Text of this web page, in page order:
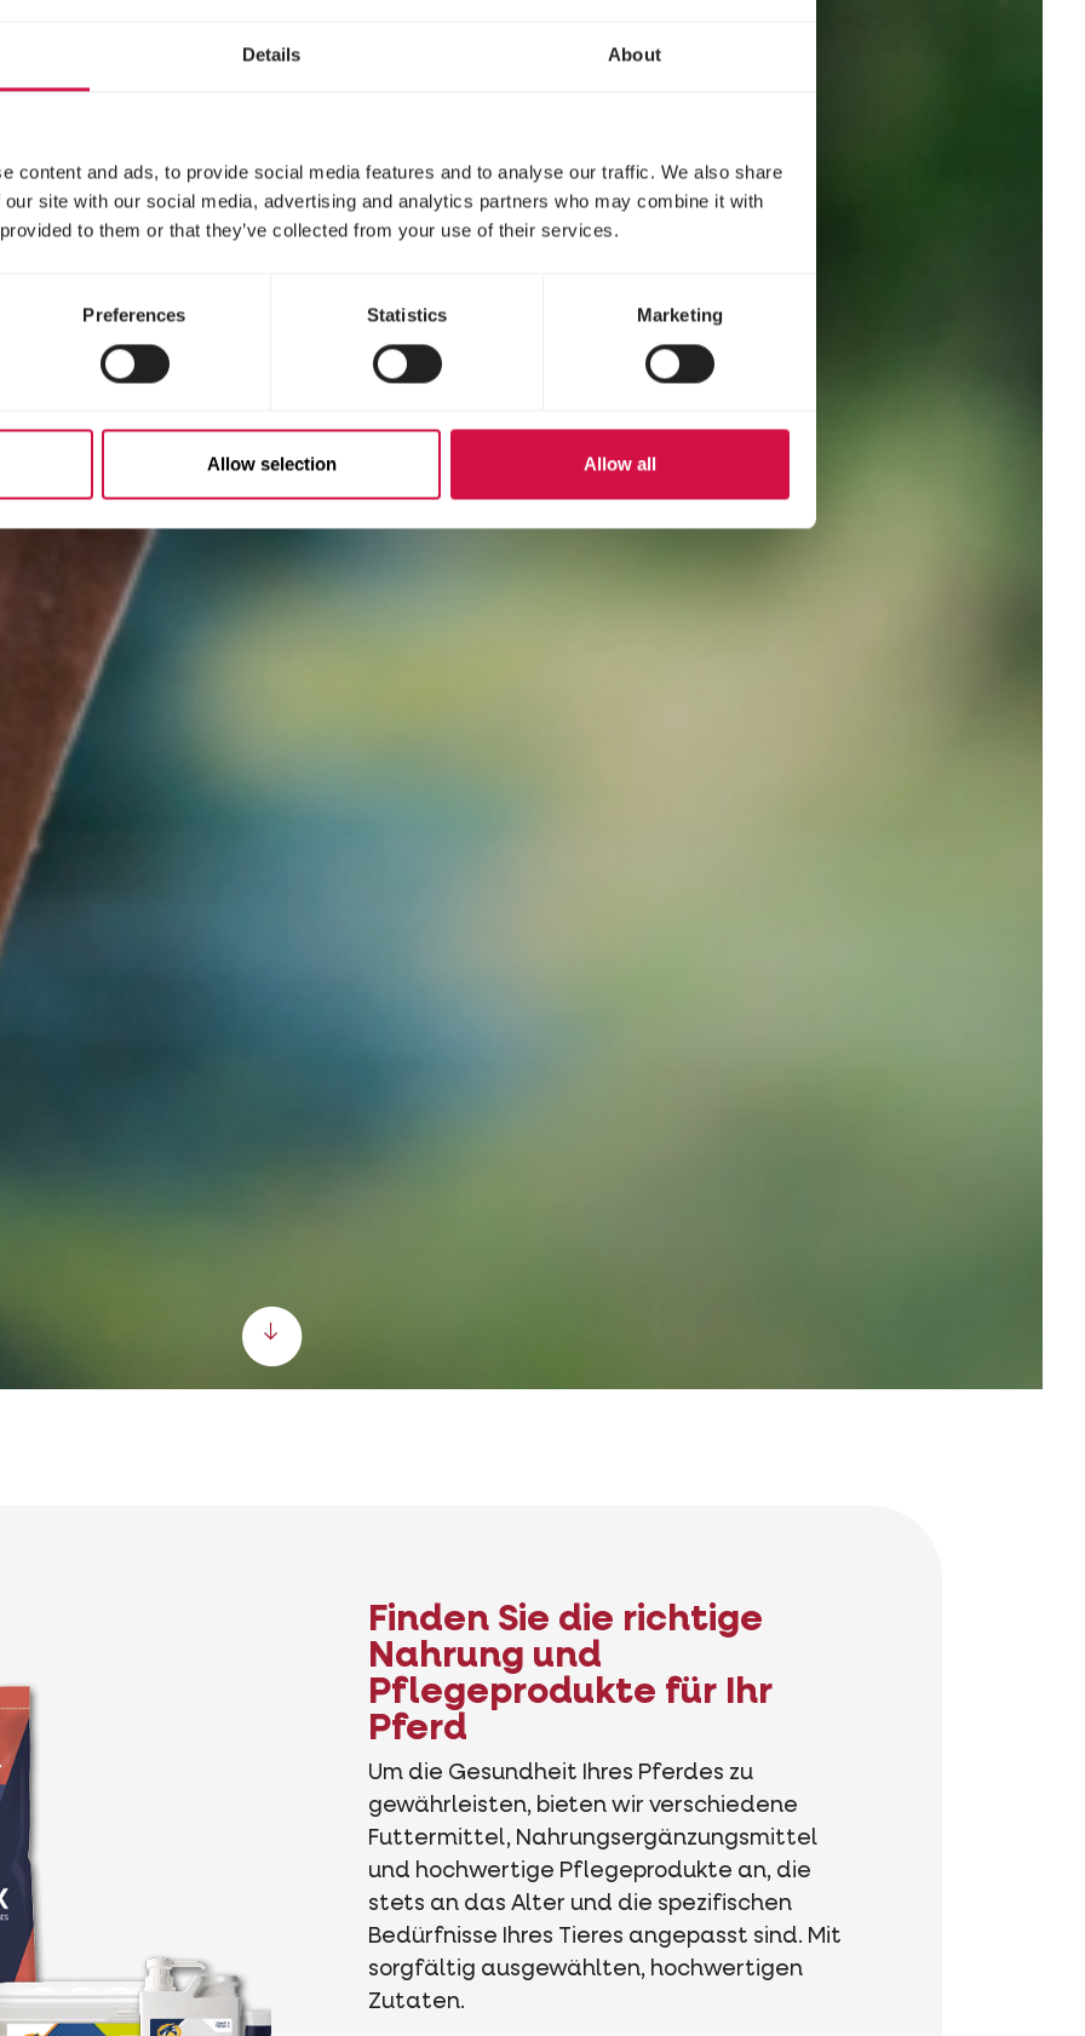
Details About
content and ads, to provide social media features and to analyse our traffic. We also share
site with our social media, advertising and analytics partners who may combine it with
to them or that they’ve collected from your use of their services.
Preferences Statistics Marketing
Allow selection Allow all
Finden Sie die richtige
Nahrung und
Pflegeprodukte für Ihr
Pferd
Um die Gesundheit Ihres Pferdes zu
gewährleisten, bieten wir verschiedene
Futtermittel, Nahrungsergänzungsmittel
und hochwertige Pflegeprodukte an, die
stets an das Alter und die spezifischen
Bedürfnisse Ihres Tieres angepasst sind. Mit
sorgfältig ausgewählten, hochwertigen
Zutaten.